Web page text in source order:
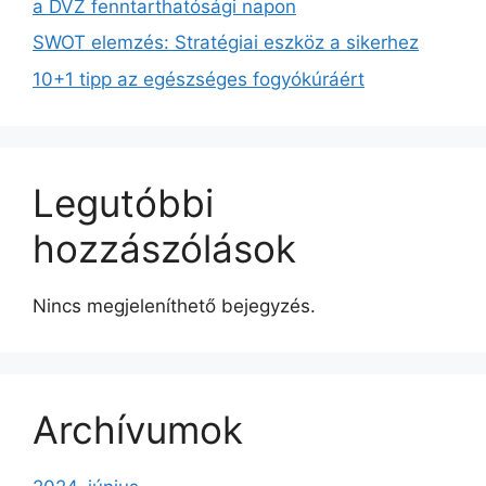
a DVZ fenntarthatósági napon
SWOT elemzés: Stratégiai eszköz a sikerhez
10+1 tipp az egészséges fogyókúráért
Legutóbbi
hozzászólások
Nincs megjeleníthető bejegyzés.
Archívumok